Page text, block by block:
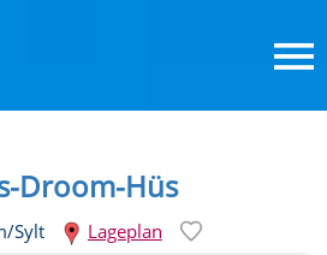
Droom-Hüs
Sylt Lageplan